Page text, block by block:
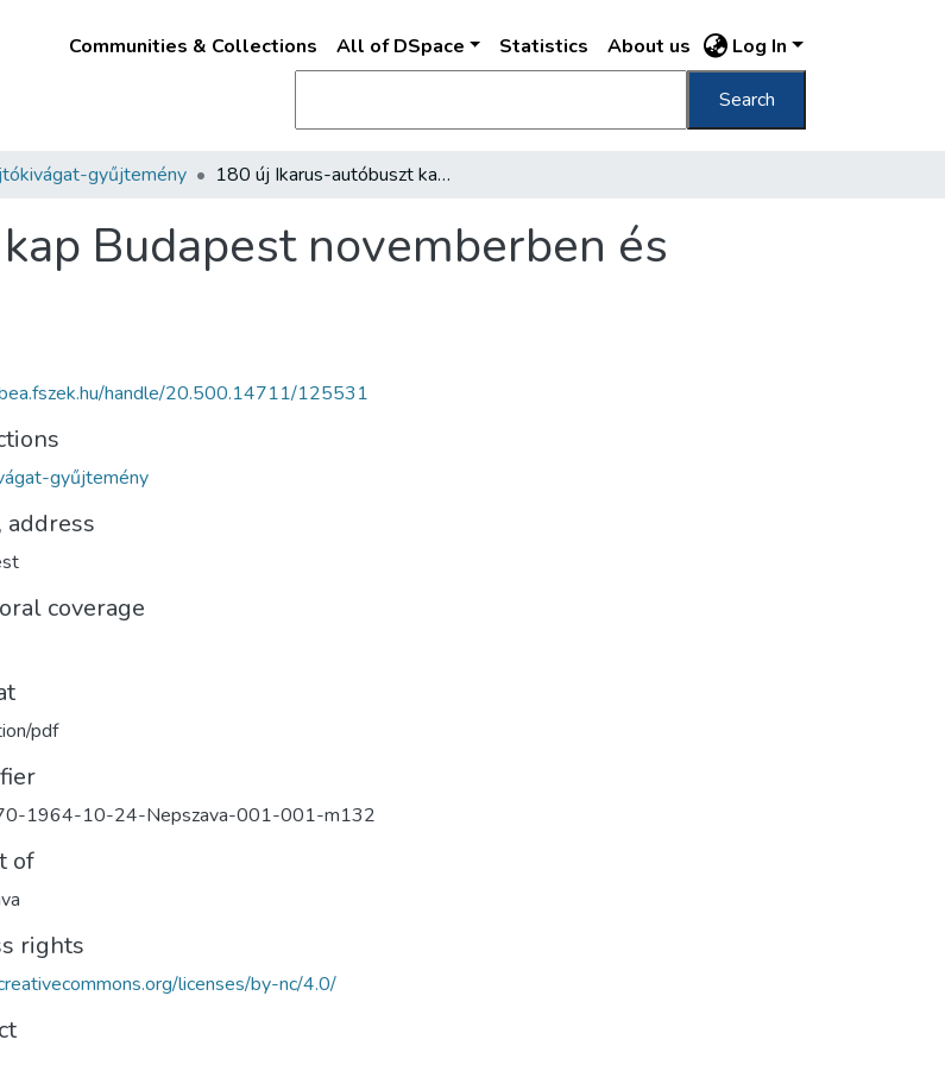
Communities & Collections All of DSpace Statistics About us Log In
Search
gyűjtemény 180 új Ikarus-autóbuszt kap Budapest novemberben és decemberben
Budapest novemberben és
handle/20.500.14711/125531
gyűjtemény
address
coverage
pdf
1964-10-24-Nepszava-001-001-m132
of
rights
licenses/by-nc/4.0/